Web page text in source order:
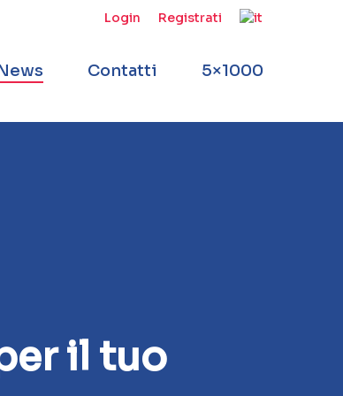
Login Registrati
Contatti 5×1000
il tuo